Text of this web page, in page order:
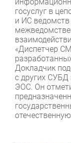
госуслуг в
и ИС
«Диспетчер
Докладчик
с других СУБД
ЭОС. Он